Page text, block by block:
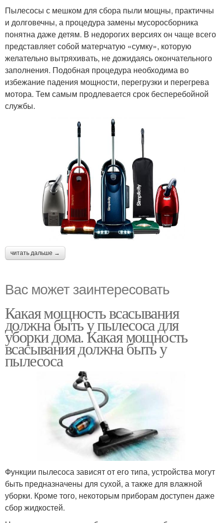
Пылесосы с мешком для сбора пыли мощны, практичны
и долговечны, а процедура замены мусоросборника
понятна даже детям. В недорогих версиях он чаще всего
представляет собой матерчатую «сумку», которую
желательно вытряхивать, не дожидаясь окончательного
заполнения. Подобная процедура необходима во
избежание падения мощности, перегрузки и перегрева
мотора. Тем самым продлевается срок бесперебойной
службы.
читать дальше →
Вас может заинтересовать
Какая мощность всасывания
должна быть у пылесоса для
уборки дома. Какая мощность
всасывания должна быть у
пылесоса
Функции пылесоса зависят от его типа, устройства могут
быть предназначены для сухой, а также для влажной
уборки. Кроме того, некоторым приборам доступен даже
сбор жидкостей.